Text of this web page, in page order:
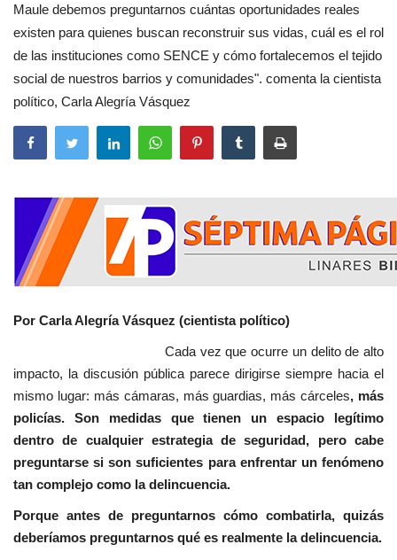
Maule debemos preguntarnos cuántas oportunidades reales
existen para quienes buscan reconstruir sus vidas, cuál es el rol
de las instituciones como SENCE y cómo fortalecemos el tejido
social de nuestros barrios y comunidades". comenta la cientista
político, Carla Alegría Vásquez
Por Carla Alegría Vásquez (cientista político)
Cada vez que ocurre un delito de alto
impacto, la discusión pública parece dirigirse siempre hacia el
mismo lugar: más cámaras, más guardias, más cárceles, más
policías. Son medidas que tienen un espacio legítimo
dentro de cualquier estrategia de seguridad, pero cabe
preguntarse si son suficientes para enfrentar un fenómeno
tan complejo como la delincuencia.
Porque antes de preguntarnos cómo combatirla, quizás
deberíamos preguntarnos qué es realmente la delincuencia.